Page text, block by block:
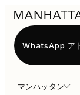
マンハッタン
WhatsApp ア